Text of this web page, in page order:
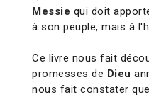
Messie qui doit
à son peuple, mais à
Ce livre nous fait
promesses de Dieu
nous fait constater que